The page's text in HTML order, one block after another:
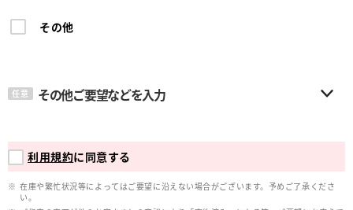
その他
任意 その他ご要望などを入力
利用規約に同意する
在庫や繁忙状況等によってはご要望に沿えない場合がございます。予めご了承くださ
い。